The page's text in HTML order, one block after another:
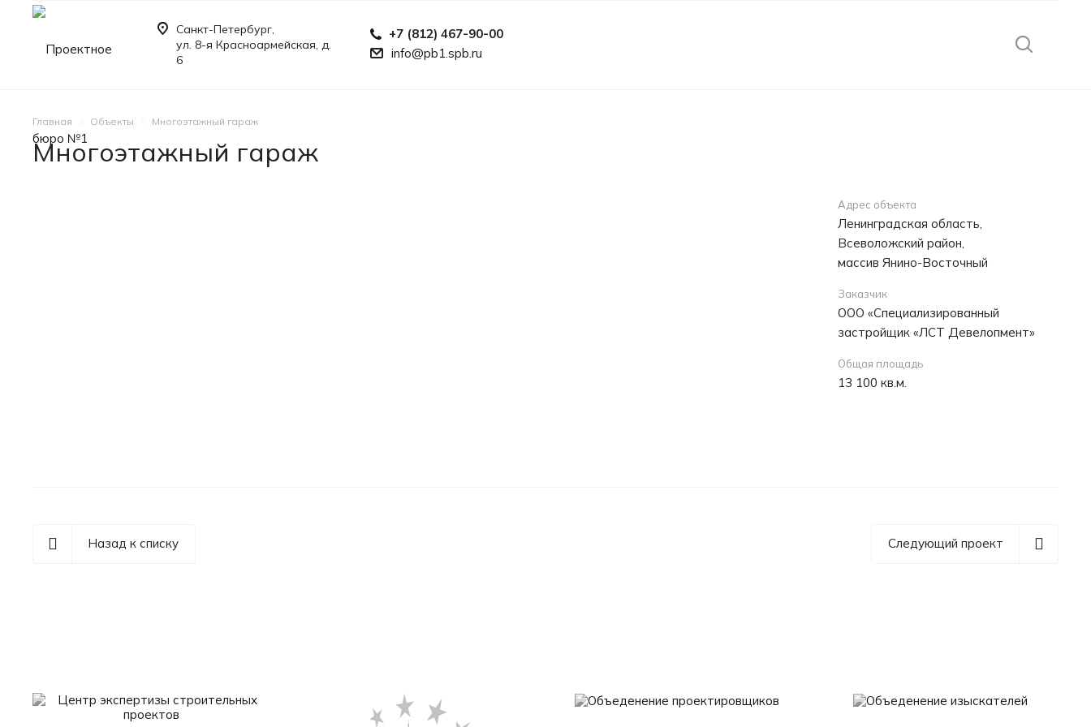
Санкт-Петербург,
ул. 8-я Красноармейская, д.
6
+7 (812) 467-90-00
info@pb1.spb.ru
Главная Объекты Многоэтажный гараж
Многоэтажный гараж
Адрес объекта
Ленинградская область,
Всеволожский район,
массив Янино-Восточный
Заказчик
ООО «Специализированный
застройщик «ЛСТ Девелопмент»
Общая площадь
13 100 кв.м.
Назад к списку Следующий проект